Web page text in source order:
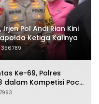
Pol Andi Rian Kini
Ketiga Kalinya
356789
Ke-69, Polres
dalam Kompetisi Pocil